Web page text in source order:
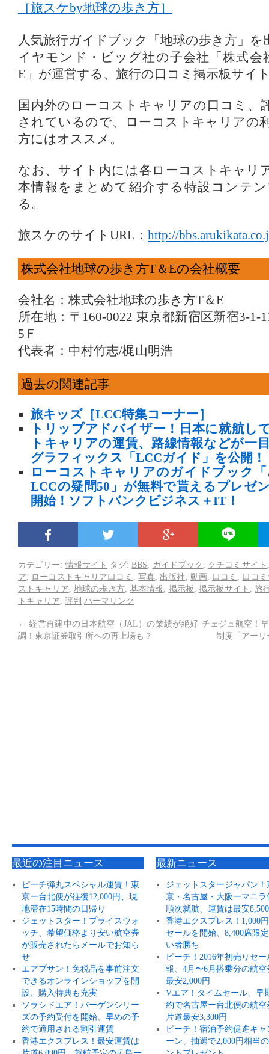
［旅スケby地球の歩き方］
人気旅行ガイドブック「地球の歩き方」を
イヤモンド・ビッグ社の子会社「株式会
E」が運営する、旅行の口コミ掲示板サイ
国内外のローコストキャリアの口コミ、
されているので、ローコストキャリアの
方にはオススメ。
なお、サイト内には各ローコストキャリ
本情報をまとめて紹介する特設コンテ
る。
旅スケのサイトURL： http://
株式会社地球の歩き方T＆Eの会社概要
会社名：株式会社地球の歩き方T＆E
所在地：〒160-0022 東京都新宿区新宿3-1-
5Ｆ
代表者：中村竹志/梶山明浩
過去の関連記事
旅キッズ［LCC特集コーナー］
トリップアドバイザー！日本に就航し
トキャリアの運賃、路線情報などが一
グラフィックス「LCCガイド」を公開！
ローコストキャリアのガイドブック
LCCの疑問50」が無料で貰えるプレゼ
開始！ソフトバンクビジネス＋IT！
カテゴリー:情報サイト タグ:BBS ガイドブック クチコミサイト
ア
ローコストキャリア口コミ 写真 出版社 動画, 口コミ
口コ
ストキャリア 地球の歩き方, 基本情報 掲示板 ,掲示板サイト ,旅
トキャリア 評判 パーマリンク
← 経営再建中の日本航空（JAL）の業績が絶好
調！東京証券取引所への再上場も？
チェジュ航空！
制度「アー
最近の注目ニュース
ピーチ弾丸スペシャル運賃！東
京ー台北便が往復12,000円、現
地滞在15時間の日帰り
ジェットスター！プライスウォ
ッチ、希望価格より安い航空券
が販売されたらメールでお知ら
せ
エアプサン！免税品を事前注文
できるオンラインショップを開
設、購入特典も充実
ソラシドエア！バーゲンシリー
ズの予約受付を開始、早めの予
約で適用される割引運賃
香港エクスプレス！最安運賃は
最新ニュース
ジェットスタージャパン！
京・名古屋・大阪ーマニラ
順次就航、運賃は最安
香港エクスプレス！1,000
セールを開始、8,400席限
い者勝ち
ピーチ！2016年初売りセー
報、4月〜6月搭乗分の航空
最安2,000円
Vエア！タイムセール、早
約で名古屋ー台北便の航空
片道最安3,300円
ピーチ！宿泊予約促進キャ
ーン、抽選で2,000円相当